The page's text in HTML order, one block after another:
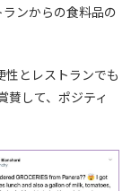
ンからの食料品の
性とレストランでも
賛して、ポジティ